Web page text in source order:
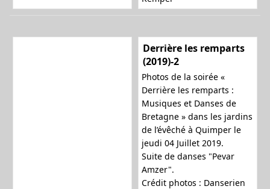
Derrière les remparts
(2019)-2
Photos de la soirée «
Derrière les remparts :
Musiques et Danses de
Bretagne » dans les jardins
de l’évêché à Quimper le
jeudi 04 Juillet 2019.
Suite de danses "Pevar
Amzer".
Crédit photos : Danserien